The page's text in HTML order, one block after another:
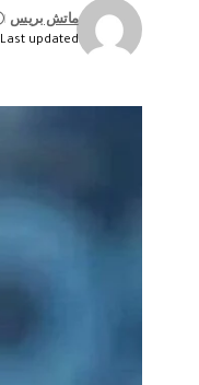
Last updated: مارس 2, 2026 1:12 ص
ماتش بريس